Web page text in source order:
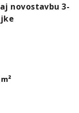
novostavbu 3-